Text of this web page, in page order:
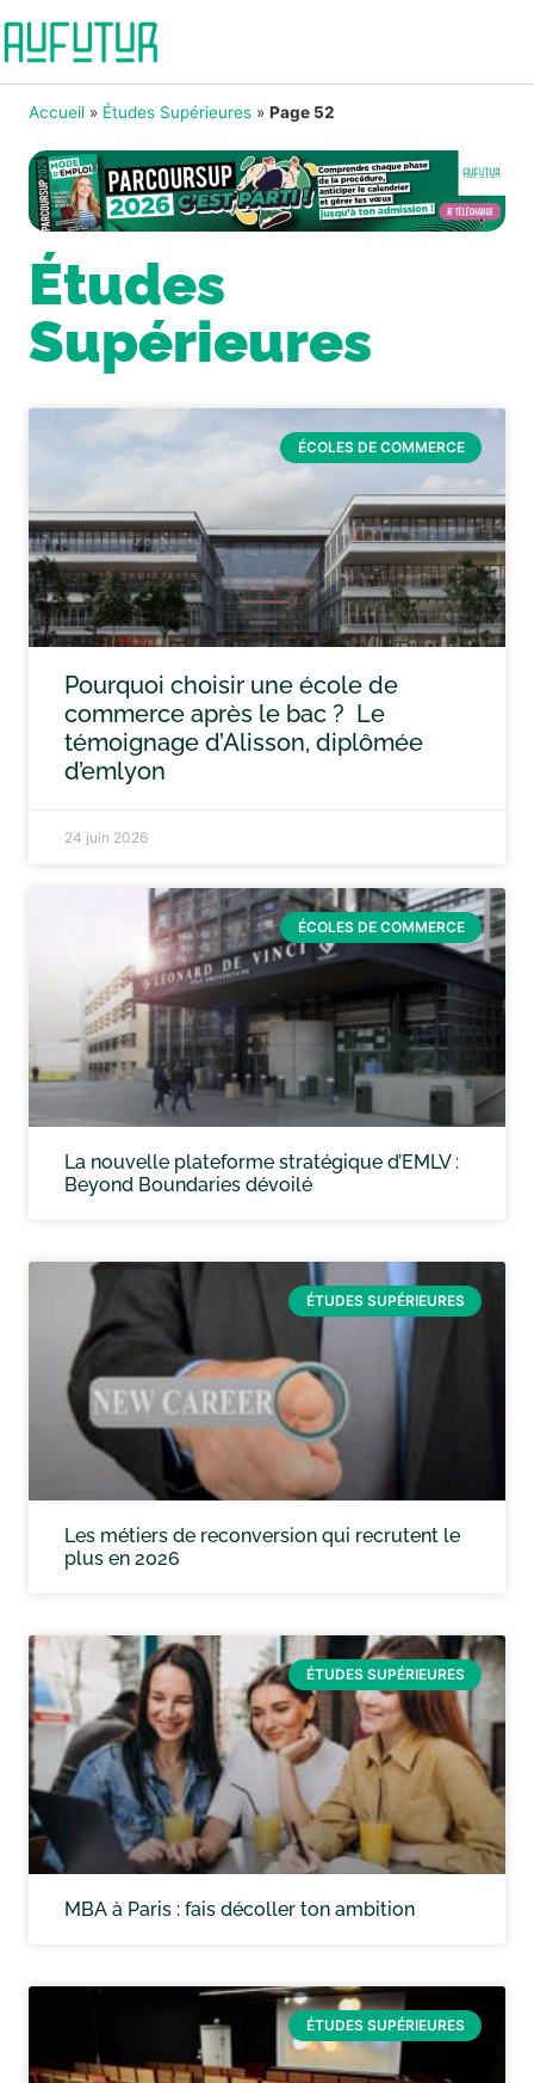
Accueil » Études Supérieures » Page 52
Études
Supérieures
ÉCOLES DE COMMERCE
Pourquoi choisir une école de
commerce après le bac ? Le
témoignage d’Alisson, diplômée
d’emlyon
24 juin 2026
ÉCOLES DE COMMERCE
La nouvelle plateforme stratégique d’EMLV :
Beyond Boundaries dévoilé
ÉTUDES SUPÉRIEURES
Les métiers de reconversion qui recrutent le
plus en 2026
ÉTUDES SUPÉRIEURES
MBA à Paris : fais décoller ton ambition
ÉTUDES SUPÉRIEURES